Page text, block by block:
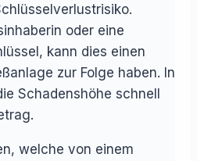
oder eine
kann dies einen
zur Folge haben. In
Schadenshöhe schnell
welche von einem